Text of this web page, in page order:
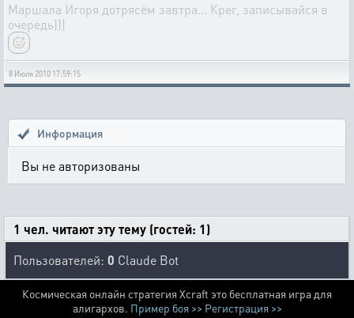
Маршала Игоря дотрясём завтра... Крег, записывайся в
очередь)))
8 Июля 2010 17:59:15
Информация
Вы не авторизованы
1 чел. читают эту тему (гостей: 1)
Пользователей: 0 Claude Bot
Космическая онлайн стратегия Xcraft это бесплатная игра для
алигархов. Пример боя >> Регистрация >>